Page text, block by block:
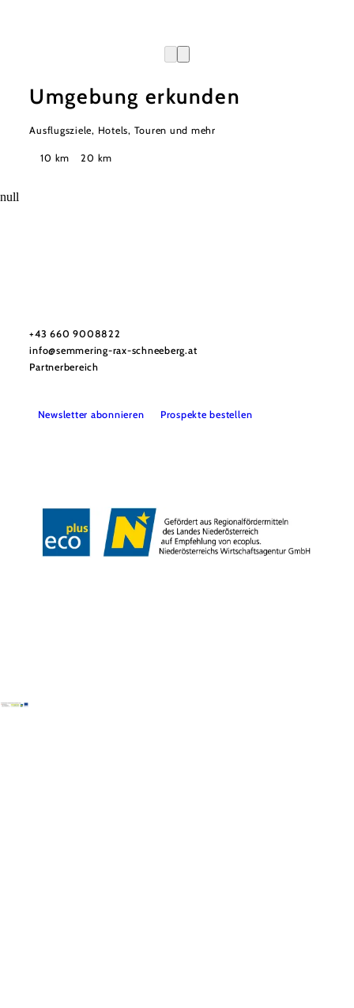
Umgebung erkunden
Ausflugsziele, Hotels, Touren und mehr
Suchradius
10 km 20 km
null
+43 660 9008822
info@semmering-rax-schneeberg.at
Partnerbereich
Newsletter abonnieren Prospekte bestellen